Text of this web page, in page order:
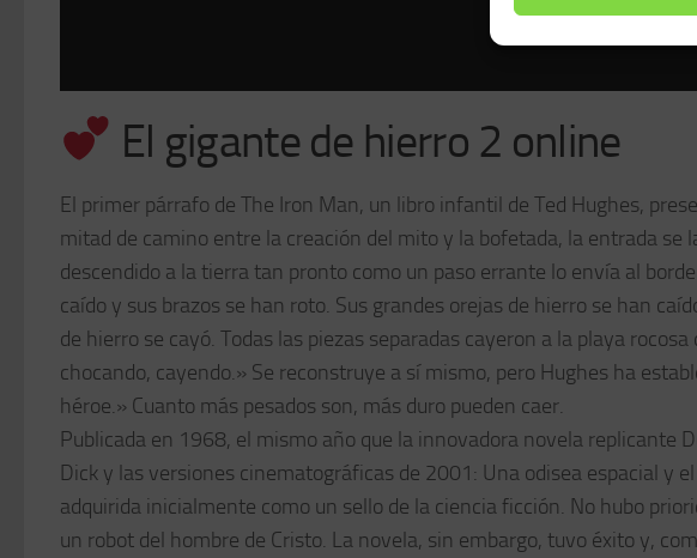
El gigante de hierro 2 online
El primer párrafo de The Iron Man, un libro infantil de Ted Hughes,
mitad de camino entre la creación del mito y la bofetada, la entrada se
descendido a la tierra tan pronto como un paso errante lo envía al
caído y sus brazos se han roto. Sus grandes orejas de hierro se han
de hierro se cayó. Todas las piezas separadas cayeron a la playa
chocando, cayendo.» Se reconstruye a sí mismo, pero Hughes ha
héroe.» Cuanto más pesados son, más duro pueden caer.
Publicada en 1968, el mismo año que la innovadora novela replicante
Dick y las versiones cinematográficas de 2001: Una odisea espacial y
adquirida inicialmente como un sello de la ciencia ficción. No hubo
un robot del hombre de Cristo. La novela, sin embargo, tuvo éxito y,